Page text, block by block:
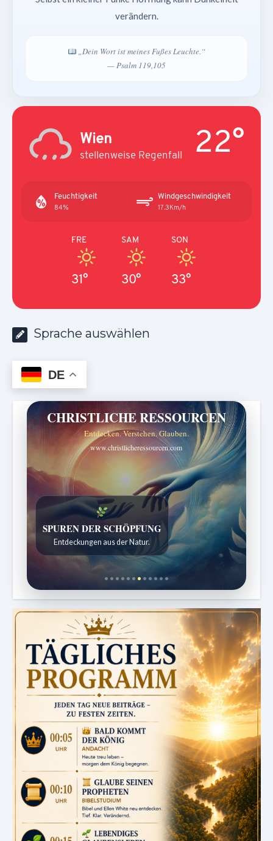
verändern.
„Dein Wort ist meines Fußes Leuchte.“
— Psalm 119,105
Wien
stellenweise Regenfall 22°
Feuchtigkeit
84%
Windgeschwindigkeit
17.3Km/h
FRE
31°
SAM
30°
SON
33°
Sprache auswählen
DE
CHRISTLICHE RESSOURCEN
Entdecken. Verstehen. Glauben.
www.christlicheressourcen.com
SPUREN DER SCHÖPFUNG
Entdeckungen aus der Natur.